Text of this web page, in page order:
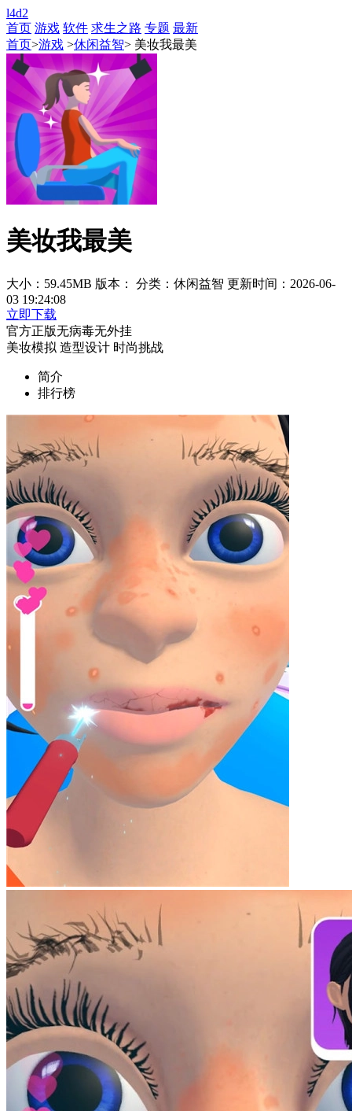
l4d2
首页 游戏 软件 求生之路 专题 最新
首页>游戏 >休闲益智> 美妆我最美
美妆我最美
大小：59.45MB 版本： 分类：休闲益智 更新时间：2026-06-
03 19:24:08
立即下载
官方正版无病毒无外挂
美妆模拟 造型设计 时尚挑战
简介
排行榜